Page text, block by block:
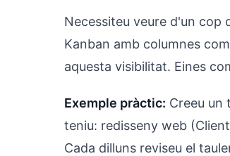
Necessiteu veure d'un cop
Kanban amb columnes com
aquesta visibilitat. Eines
Exemple pràctic: Creeu un
teniu: redisseny web
Cada dilluns reviseu el